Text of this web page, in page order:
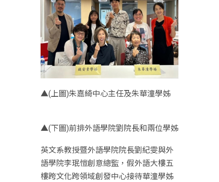
▲(上圖)朱嘉綺中心主任及朱華潼學姊
▲(下圖)前排外語學院劉院長和兩位學姊
英文系教授暨外語學院院長劉紀雯與外
語學院李珉愷創意總監，假外語大樓五
樓跨文化跨領域創發中心接待華潼學姊